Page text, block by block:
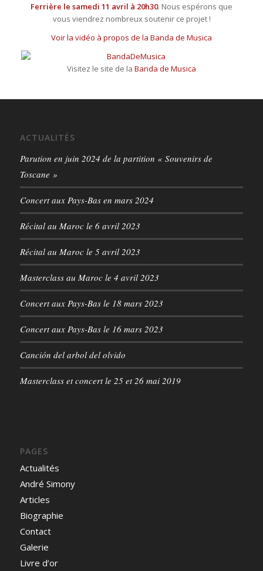
Ferrière le samedi 11 avril à 20h30. Nous espérons que
vous viendrez nombreux soutenir ce projet !
Voir la vidéo à propos de la Banda de Musica
Visitez le site de la Banda de Musica
ACTUALITÉS
Parution en juin 2024 de la partition « Souvenirs de
Toscane »
Concert aux Pays-Bas en mars 2024
Récital au Maroc le 6 avril 2023
Récital au Maroc le 5 avril 2023
Masterclass au Maroc le 4 avril 2023
Concert aux Pays-Bas le 18 mars 2023
Concert aux Pays-Bas le 16 mars 2023
Canción del arbol del olvido
Masterclass et concert le 25 et 26 mai 2019
PAGES
Actualités
André Simony
Articles
Biographie
Contact
Galerie
Livre d’or